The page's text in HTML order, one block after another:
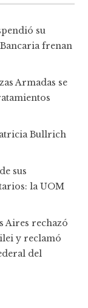
su
frenan
Armadas se
Bullrich
sus
la UOM
Aires rechazó
y reclamó
del